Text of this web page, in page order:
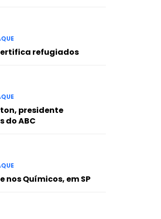
refugiados
presidente
do ABC
nos Químicos, em SP